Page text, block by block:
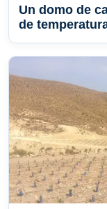
Un domo de
de